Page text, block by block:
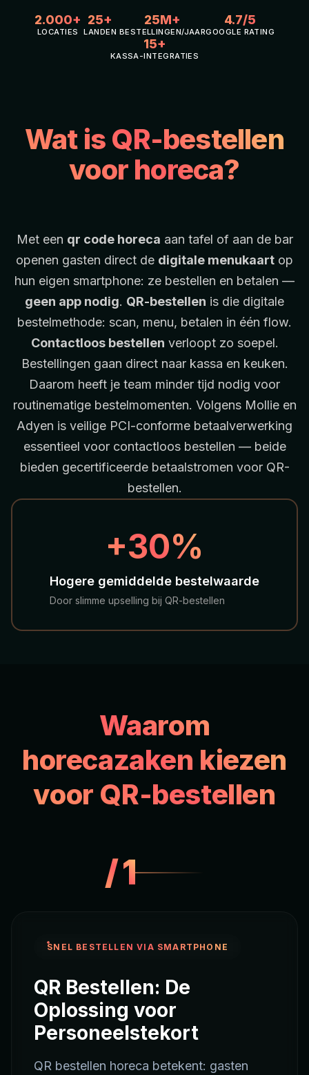
2.000+
LOCATIES
25+
LANDEN
25M+
BESTELLINGEN/JAAR
4.7/5
GOOGLE RATING
15+
KASSA-INTEGRATIES
Wat is QR-bestellen
voor horeca?
Met een qr code horeca aan tafel of aan de bar
openen gasten direct de digitale menukaart op
hun eigen smartphone: ze bestellen en betalen —
geen app nodig. QR-bestellen is die digitale
bestelmethode: scan, menu, betalen in één flow.
Contactloos bestellen verloopt zo soepel.
Bestellingen gaan direct naar kassa en keuken.
Daarom heeft je team minder tijd nodig voor
routinematige bestelmomenten. Volgens Mollieen
Adyen is veilige PCI-conforme betaalverwerking
essentieel voor contactloos bestellen — beide
bieden gecertificeerde betaalstromen voor QR-
bestellen.
+30%
Hogere gemiddelde bestelwaarde
Door slimme upselling bij QR-bestellen
Waarom
horecazaken kiezen
voor QR-bestellen
/1
SNEL BESTELLEN VIA SMARTPHONE
QR Bestellen: De
Oplossing voor
Personeelstekort
QR bestellen horeca betekent: gasten